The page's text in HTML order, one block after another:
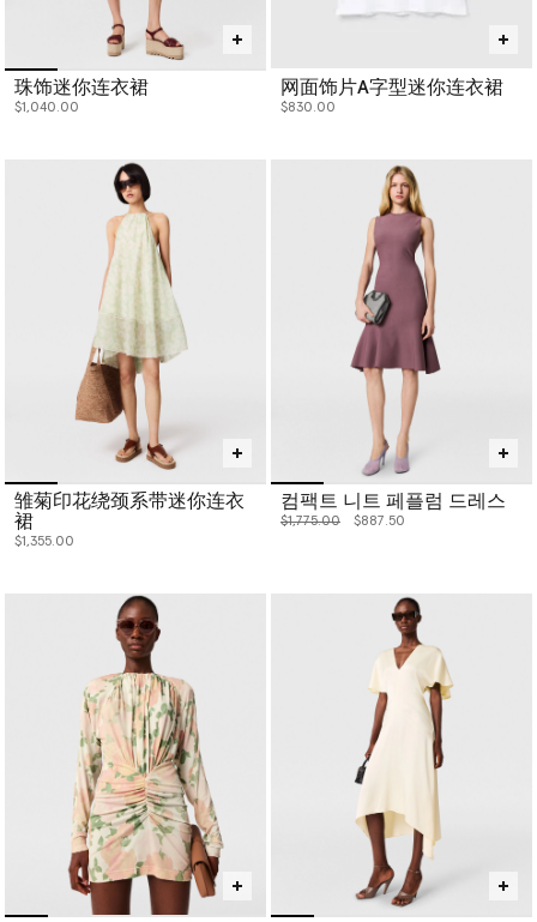
珠饰迷你连衣裙
$1,040.00
网面饰片A字型迷你连衣裙
$830.00
雏菊印花绕颈系带迷你连衣
裙
$1,355.00
컴팩트 니트 페플럼 드레스
价格从
$1,775.00下降至
$887.50